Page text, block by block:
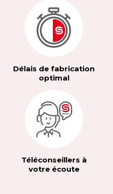
Délais de fabrication
optimal
Téléconseillers à
votre écoute